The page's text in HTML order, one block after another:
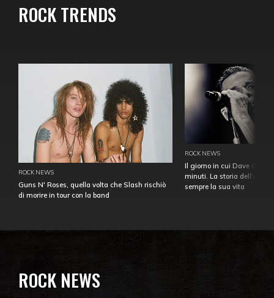
ROCK TRENDS
ROCK NEWS
Guns N' Roses, quella volta che Slash rischiò
di morire in tour con la band
ROCK NEWS
Il giorno in cui Dave
minuti. La storia
sempre la sua vita
ROCK NEWS